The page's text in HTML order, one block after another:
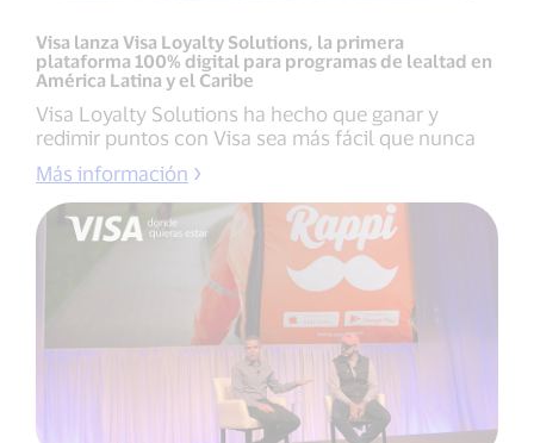
Visa lanza Visa Loyalty Solutions, la primera
plataforma 100% digital para programas de lealtad en
América Latina y el Caribe
Visa Loyalty Solutions ha hecho que ganar y
redimir puntos con Visa sea más fácil que nunca
Más información